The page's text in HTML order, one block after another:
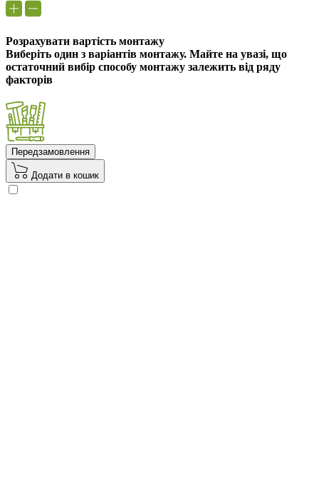
Розрахувати вартість монтажу
Виберіть один з варіантів монтажу. Майте на увазі, що
остаточний вибір способу монтажу залежить від ряду
факторів
Передзамовлення
Додати в кошик